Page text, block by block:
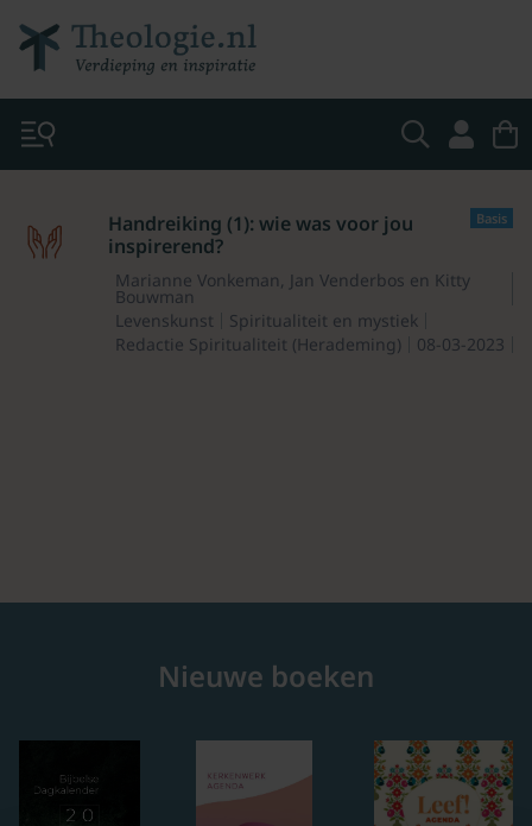
Basis
Handreiking (1): wie was voor jou
inspirerend?
Marianne Vonkeman, Jan Venderbos en Kitty
Bouwman
Levenskunst
Spiritualiteit en mystiek
Redactie Spiritualiteit (Herademing)
08-03-2023
Nieuwe boeken